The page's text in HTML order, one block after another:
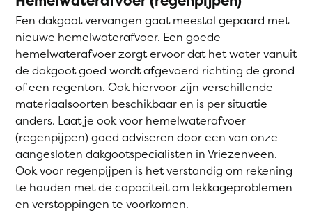
Een dakgoot vervangen gaat meestal gepaard met
nieuwe hemelwaterafvoer. Een goede
hemelwaterafvoer zorgt ervoor dat het water vanuit
de dakgoot goed wordt afgevoerd richting de grond
of een regenton. Ook hiervoor zijn verschillende
materiaalsoorten beschikbaar en is per situatie
anders. Laat je ook voor hemelwaterafvoer
(regenpijpen) goed adviseren door een van onze
aangesloten dakgootspecialisten in Vriezenveen.
Ook voor regenpijpen is het verstandig om rekening
te houden met de capaciteit om lekkageproblemen
en verstoppingen te voorkomen.